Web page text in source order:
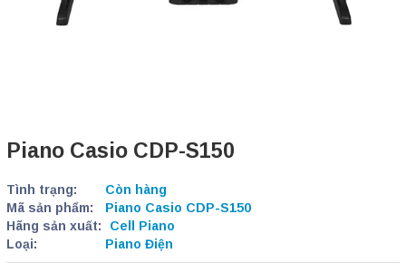
Piano Casio CDP-S150
Tình trạng:
Còn hàng
Mã sản phẩm:
Piano Casio CDP-S150
Hãng sản xuất:
Cell Piano
Loại:
Piano Điện